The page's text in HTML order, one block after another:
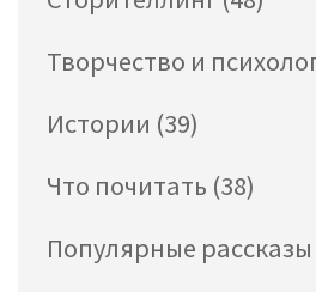
Творчество и
Истории (39)
Что почитать (38)
Популярные рассказы